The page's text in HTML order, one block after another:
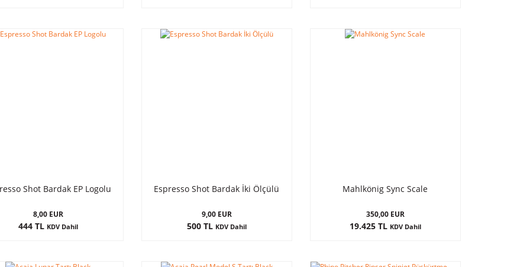
Shot Bardak EP Logolu
8,00 EUR
444 TL KDV Dahil
Espresso Shot Bardak İki Ölçülü
9,00 EUR
500 TL KDV Dahil
Mahlkönig Sync Scale
350,00 EUR
19.425 TL KDV Dahil